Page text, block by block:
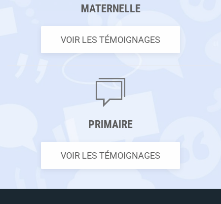
MATERNELLE
VOIR LES TÉMOIGNAGES
PRIMAIRE
VOIR LES TÉMOIGNAGES